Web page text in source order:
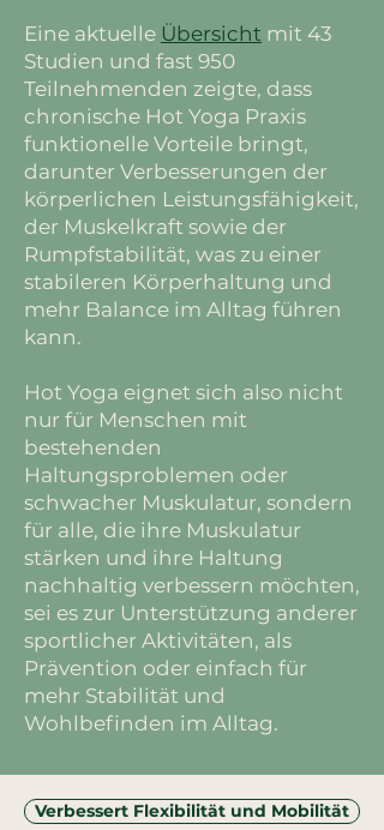
Eine aktuelle Übersicht mit 43
Studien und fast 950
Teilnehmenden zeigte, dass
chronische Hot Yoga Praxis
funktionelle Vorteile bringt,
darunter Verbesserungen der
körperlichen Leistungsfähigkeit,
der Muskelkraft sowie der
Rumpfstabilität, was zu einer
stabileren Körperhaltung und
mehr Balance im Alltag führen
kann.
Hot Yoga eignet sich also nicht
nur für Menschen mit
bestehenden
Haltungsproblemen oder
schwacher Muskulatur, sondern
für alle, die ihre Muskulatur
stärken und ihre Haltung
nachhaltig verbessern möchten,
sei es zur Unterstützung anderer
sportlicher Aktivitäten, als
Prävention oder einfach für
mehr Stabilität und
Wohlbefinden im Alltag.
Verbessert Flexibilität und Mobilität